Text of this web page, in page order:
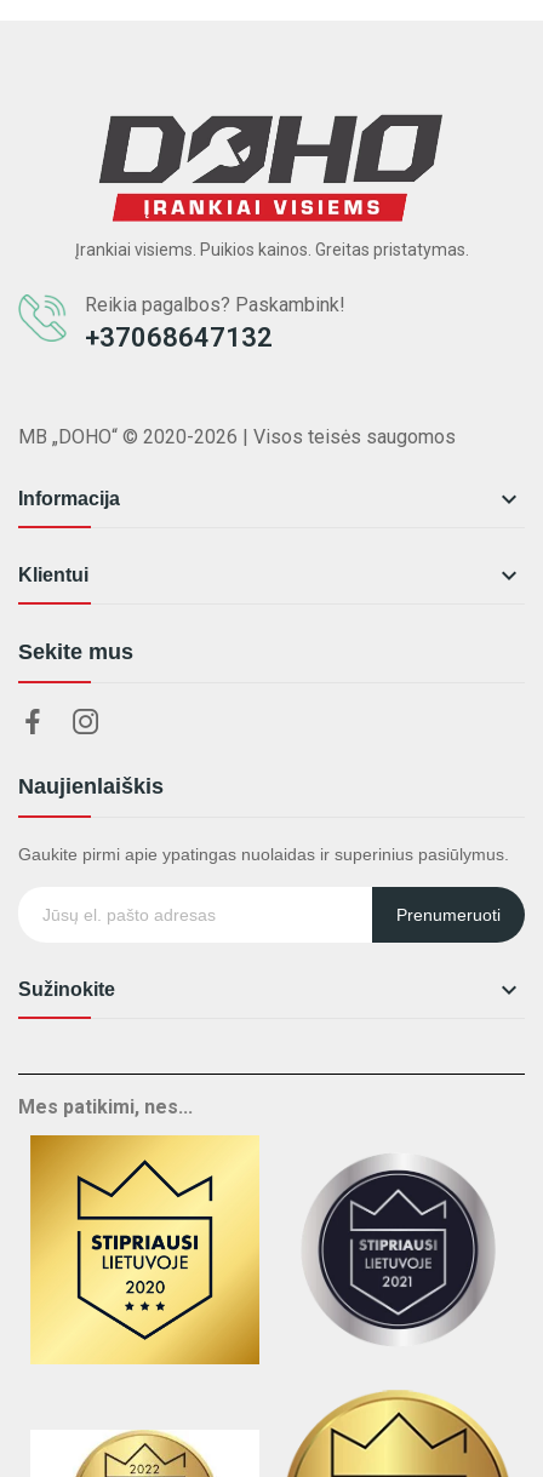
Įrankiai visiems. Puikios kainos. Greitas pristatymas.
Reikia pagalbos? Paskambink!
+37068647132
MB „DOHO“ © 2020-2026 | Visos teisės saugomos
Informacija 
Klientui 
Sekite mus
Naujienlaiškis
Gaukite pirmi apie ypatingas nuolaidas ir superinius pasiūlymus.
Prenumeruoti
Sužinokite 
Mes patikimi, nes...